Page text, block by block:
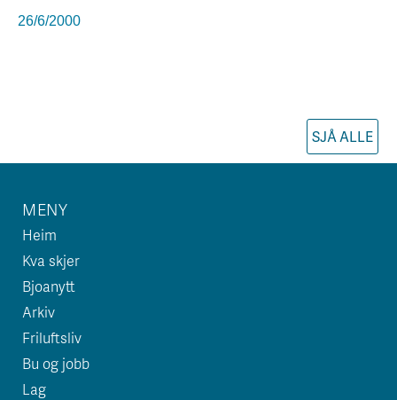
26/6/2000
SJÅ ALLE
MENY
Heim
Kva skjer
Bjoanytt
Arkiv
Friluftsliv
Bu og jobb
Lag